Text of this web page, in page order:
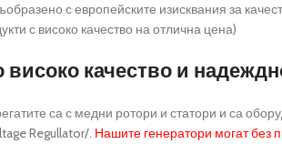
с европейските изисквания за
с високо качество на отлична цена)
качество и
са с медни ротори и статори и са
Regullator/. Нашите генератори могат без